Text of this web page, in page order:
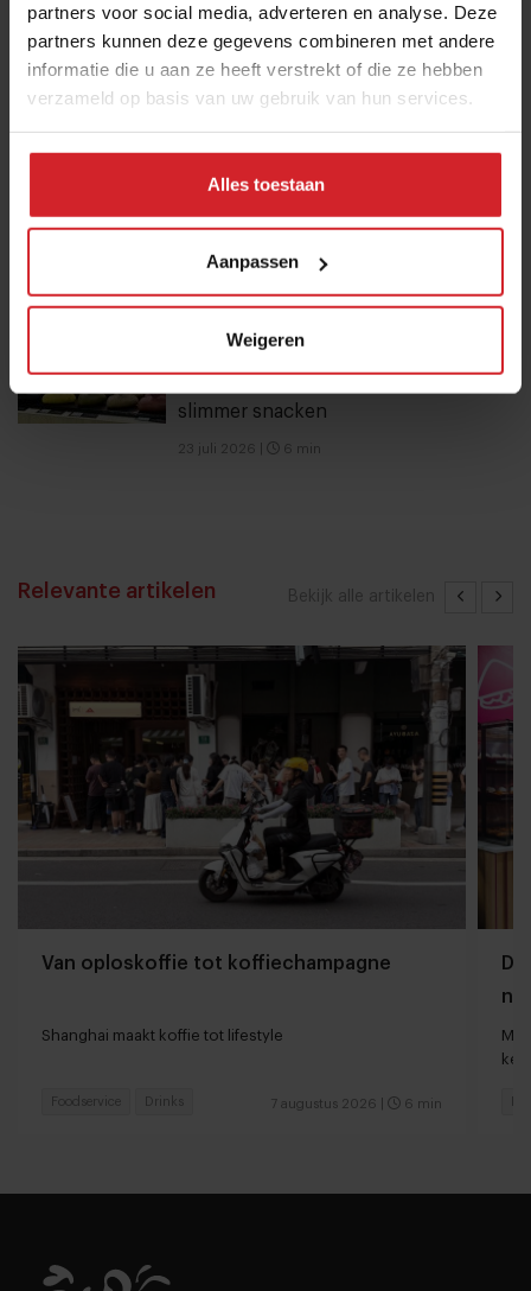
partners voor social media, adverteren en analyse. Deze
partners kunnen deze gegevens combineren met andere
informatie die u aan ze heeft verstrekt of die ze hebben
verzameld op basis van uw gebruik van hun services.
Alles toestaan
Aanpassen
Weigeren
Dynamische tijd voor Bakker Bart: van
9 naar 14 miljoen bezoekers door to
go-locaties
7 augustus 2026| 7 min
6 augustus 2026 5 min
10 globale foodtrends: van
darmgezondheid en brainfood tot
slimmer snacken
23 juli 2026 6 min
Bekijk alle artikelen
Relevante artikelen
Van oploskoffie tot koffiechampagne
Shanghai maakt koffie tot lifestyle
7 augustus 2026 6 min
Foodservice Drinks